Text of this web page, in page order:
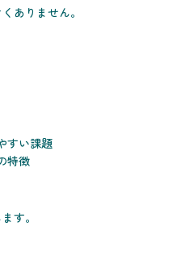
ありません。
すい課題
特徴
す。